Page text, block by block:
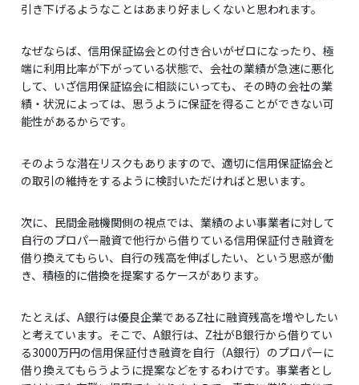
引き下げるようなことはあまり好ましくないと思われます。
なぜならば、信用保証協会との付き合いがゼロになったり、極
端に利用比率が下がっている状態で、会社の業績が急速に悪化
して、いざ信用保証協会に相談にいっても、その時の会社の業
績・状況によっては、思うように保証を得ることができない可
能性があるからです。
そのような潜在リスクもありますので、適切に信用保証協会と
の取引の維持をするように検討いただければと思います。
次に、民間金融機関側の視点では、業績のよい事業者に対して
自行のプロパー融資で他行から借りている信用保証付き融資を
借り換えてもらい、自行の残高を伸ばしたい、という思惑が働
き、積極的に借換を提案するケースがあります。
たとえば、A銀行は優良企業であるZ社に融資残高を増やしたい
と考えています。そこで、A銀行は、Z社がB銀行から借りてい
る3000万円の信用保証付き融資を自行（A銀行）のプロパーに
借り換えてもらうように提案などをするわけです。事業者とし